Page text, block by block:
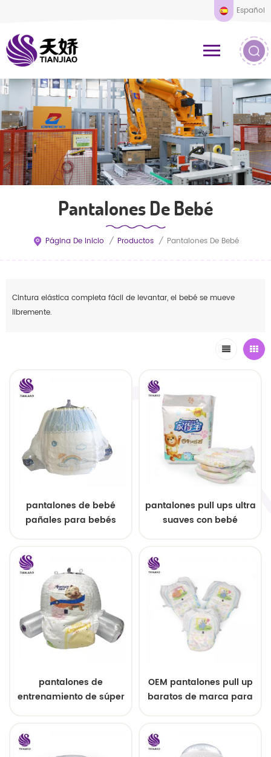
Español
Pantalones De Bebé
Página De Inicio / Productos / Pantalones De Bebé
Cintura elástica completa fácil de levantar, el bebé se mueve
libremente.
pantalones de bebé
pañales para bebés
pantalones pull ups ultra
suaves con bebé
pantalones de
entrenamiento de súper
OEM pantalones pull up
baratos de marca para